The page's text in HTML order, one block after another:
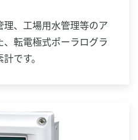
、工場用水管理等のア
転電極式ポーラログラ
です。